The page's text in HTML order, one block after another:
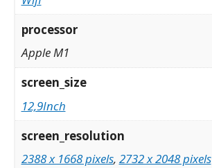
processor
Apple M1
screen_size
12,9Inch
screen_resolution
2388 x 1668 pixels, 2732 x 2048 pixels